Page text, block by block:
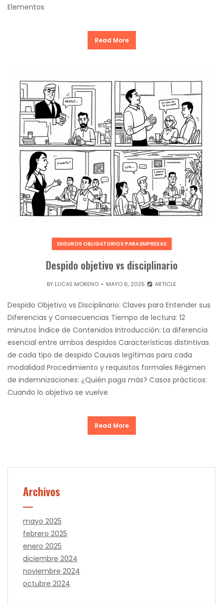
Elementos
Read More
SEGUROS OBLIGATORIOS PARA EMPRESAS
Despido objetivo vs disciplinario
BY LUCAS MORENO MAYO 6, 2025 ARTICLE
Despido Objetivo vs Disciplinario: Claves para Entender sus
Diferencias y Consecuencias Tiempo de lectura: 12
minutos Índice de Contenidos Introducción: La diferencia
esencial entre ambos despidos Características distintivas
de cada tipo de despido Causas legítimas para cada
modalidad Procedimiento y requisitos formales Régimen
de indemnizaciones: ¿Quién paga más? Casos prácticos:
Cuando lo objetivo se vuelve
Read More
Archivos
mayo 2025
febrero 2025
enero 2025
diciembre 2024
noviembre 2024
octubre 2024